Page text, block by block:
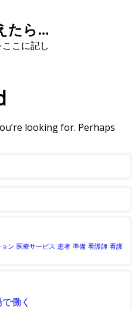
たら…
こに記し
looking for. Perhaps
ン 医療サービス 患者 準備 看護師 看護
働く